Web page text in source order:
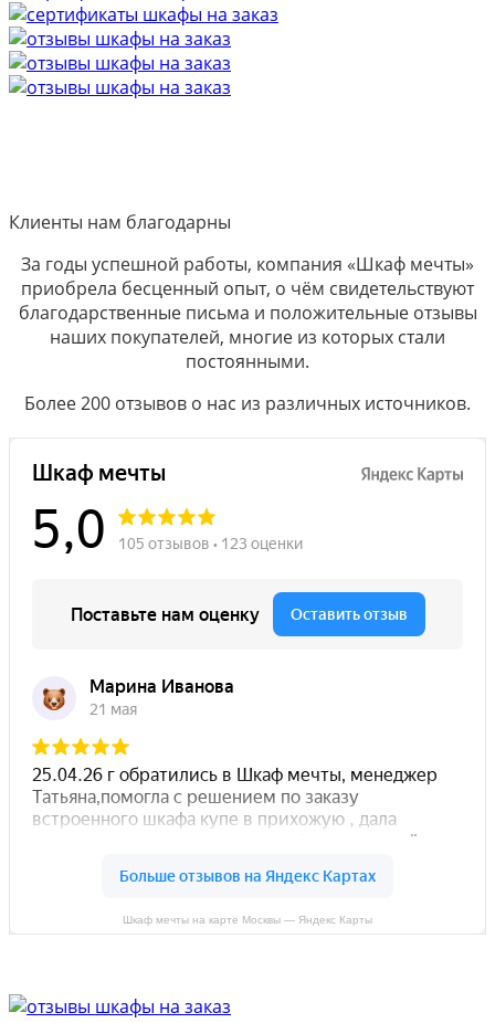
Клиенты нам благодарны
За годы успешной работы, компания «Шкаф мечты»
приобрела бесценный опыт, о чём свидетельствуют
благодарственные письма и положительные отзывы
наших покупателей, многие из которых стали
постоянными.
Более 200 отзывов о нас из различных источников.
Шкаф мечты на карте Москвы — Яндекс Карты